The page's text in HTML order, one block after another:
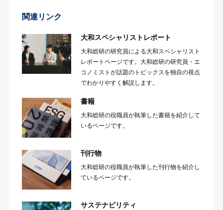
関連リンク
大和スペシャリストレポート
大和総研の研究員による大和スペシャリスト
レポートページです。大和総研の研究員・エ
コノミストが話題のトピックスを独自の視点
でわかりやすく解説します。
書籍
大和総研の役職員が執筆した書籍を紹介して
いるページです。
刊行物
大和総研の役職員が執筆した刊行物を紹介し
ているページです。
サステナビリティ